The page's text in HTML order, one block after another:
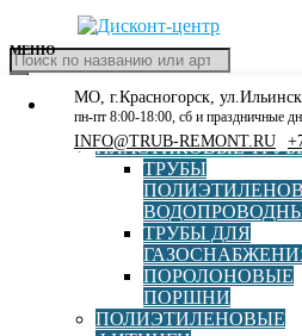
Поиск
товаров
МЕНЮ
КАТАЛОГ
РАСПРОДАЖА
ПЛАСТИКОВЫЕ
ТРУБЫ
ТРУБЫ ДЛЯ
ПОРОЛОНОВЫЕ
ПОРШНИ
ПОЛИЭТИЛЕНОВЫЕ
МО, г.Красногорск,
пн-пт 8:00-18:00, сб и праздничные
INFO@TRUB-REMONT.RU
Главная »8/8